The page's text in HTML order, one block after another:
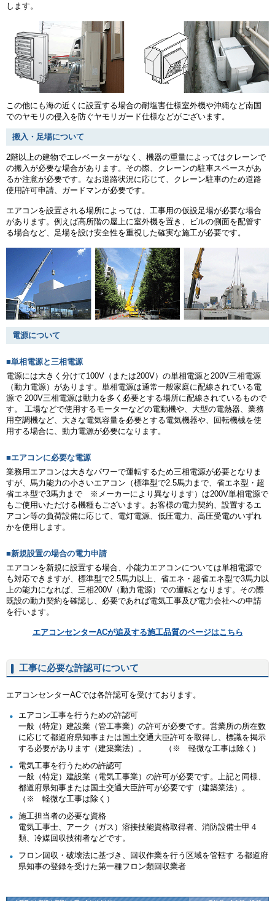
します。
この他にも海の近くに設置する場合の耐塩害仕様室外機や沖縄など南国
でのヤモリの侵入を防ぐヤモリガード仕様などがございます。
搬入・足場について
2階以上の建物でエレベーターがなく、機器の重量によってはクレーンで
の搬入が必要な場合があります。その際、クレーンの駐車スペースがあ
るか注意が必要です。なお道路状況に応じて、クレーン駐車のため道路
使用許可申請、ガードマンが必要です。
エアコンを設置される場所によっては、工事用の仮設足場が必要な場合
があります。例えば高所階の屋上に室外機を置き、ビルの側面を配管す
る場合など、足場を設け安全性を重視した確実な施工が必要です。
電源について
■単相電源と三相電源
電源には大きく分けて100V（または200V）の単相電源と200V三相電源
（動力電源）があります。単相電源は通常一般家庭に配線されている電
源で 200V三相電源は動力を多く必要とする場所に配線されているもので
す。 工場などで使用するモーターなどの電動機や、大型の電熱器、業務
用空調機など、大きな電気容量を必要とする電気機器や、回転機械を使
用する場合に、動力電源が必要になります。
■エアコンに必要な電源
業務用エアコンは大きなパワーで運転するため三相電源が必要となりま
すが、馬力能力の小さいエアコン（標準型で2.5馬力まで、省エネ型・超
省エネ型で3馬力まで ※メーカーにより異なります）は200V単相電源で
もご使用いただける機種もございます。お客様の電力契約、設置するエ
アコン等の負荷設備に応じて、電灯電源、低圧電力、高圧受電のいずれ
かを使用します。
■新規設置の場合の電力申請
エアコンを新規に設置する場合、小能力エアコンについては単相電源で
も対応できますが、標準型で2.5馬力以上、省エネ・超省エネ型で3馬力以
上の能力になれば、三相200V（動力電源）での運転となります。その際
既設の動力契約を確認し、必要であれば電気工事及び電力会社への申請
を行います。
エアコンセンターACが追及する施工品質のページはこちら
工事に必要な許認可について
エアコンセンターACでは各許認可を受けております。
エアコン工事を行うための許認可
一般（特定）建設業（管工事業）の許可が必要です。営業所の所在数
に応じて都道府県知事または国土交通大臣許可を取得し、標識を掲示
する必要があります（建築業法）。 （※ 軽微な工事は除く）
電気工事を行うための許認可
一般（特定）建設業（電気工事業）の許可が必要です。上記と同様、
都道府県知事または国土交通大臣許可が必要です（建築業法）。
（※ 軽微な工事は除く）
施工担当者の必要な資格
電気工事士、アーク（ガス）溶接技能資格取得者、消防設備士甲４
類、冷媒回収技術者などです。
フロン回収・破壊法に基づき、回収作業を行う区域を管轄す る都道府
県知事の登録を受けた第一種フロン類回収業者